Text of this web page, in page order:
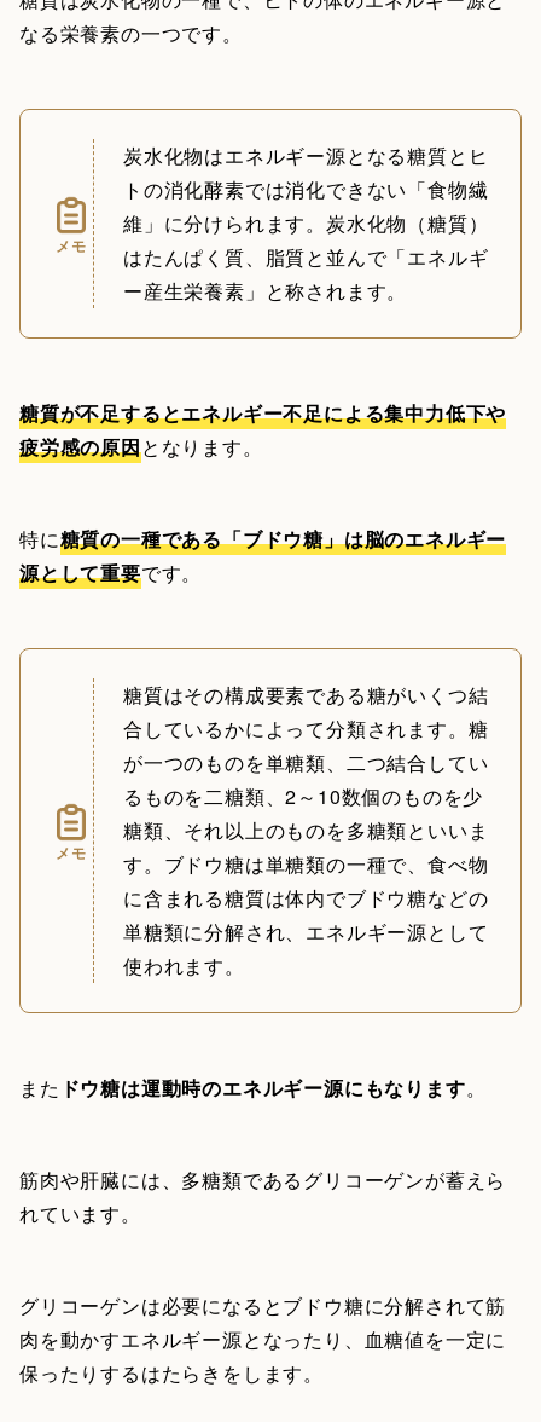
なる栄養素の一つです。
メモ
炭水化物はエネルギー源となる糖質とヒ
トの消化酵素では消化できない「食物繊
維」に分けられます。炭水化物（糖質）
はたんぱく質、脂質と並んで「エネルギ
ー産生栄養素」と称されます。
糖質が不足するとエネルギー不足による集中力低下や
疲労感の原因となります。
特に糖質の一種である「ブドウ糖」は脳のエネルギー
源として重要です。
メモ
糖質はその構成要素である糖がいくつ結
合しているかによって分類されます。糖
が一つのものを単糖類、二つ結合してい
るものを二糖類、2～10数個のものを少
糖類、それ以上のものを多糖類といいま
す。ブドウ糖は単糖類の一種で、食べ物
に含まれる糖質は体内でブドウ糖などの
単糖類に分解され、エネルギー源として
使われます。
また ドウ糖は運動時のエネルギー源にもなります。
筋肉や肝臓には、多糖類であるグリコーゲンが蓄えら
れています。
グリコーゲンは必要になるとブドウ糖に分解されて筋
肉を動かすエネルギー源となったり、血糖値を一定に
保ったりするはたらきをします。